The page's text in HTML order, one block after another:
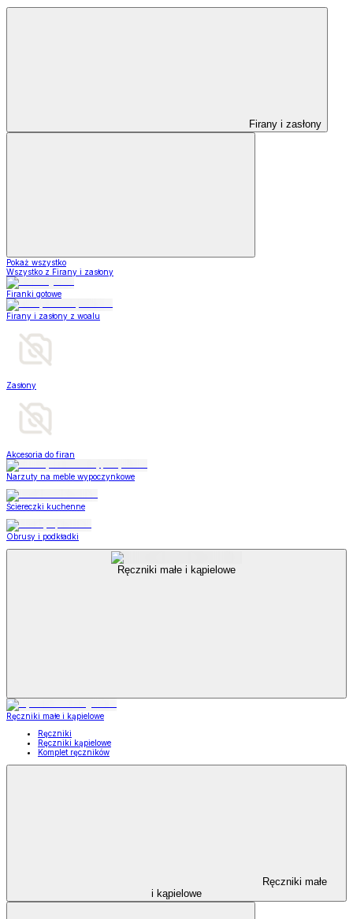
Firany i zasłony
Pokaż wszystko
Wszystko z Firany i zasłony
Firanki gotowe
Firany i zasłony z woalu
Zasłony
Akcesoria do firan
Narzuty na meble wypoczynkowe
Ściereczki kuchenne
Obrusy i podkładki
Ręczniki małe i kąpielowe
Ręczniki małe i kąpielowe
Ręczniki
Ręczniki kąpielowe
Komplet ręczników
Ręczniki małe
i kąpielowe